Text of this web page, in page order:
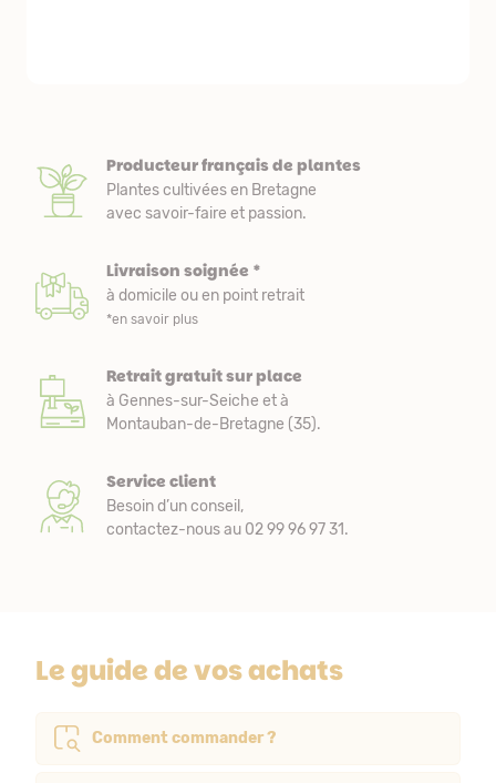
Producteur français de plantes
Plantes cultivées en Bretagne
avec savoir-faire et passion.
Livraison soignée *
à domicile ou en point retrait
*en savoir plus
Retrait gratuit sur place
à Gennes-sur-Seiche et à
Montauban-de-Bretagne (35).
Service client
Besoin d’un conseil,
contactez-nous au 02 99 96 97 31.
Le guide de vos achats
Comment commander ?